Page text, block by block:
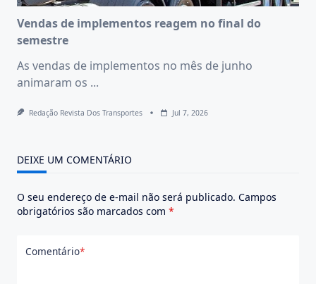
Vendas de implementos reagem no final do
semestre
As vendas de implementos no mês de junho
animaram os ...
Redação Revista Dos Transportes Jul 7, 2026
DEIXE UM COMENTÁRIO
O seu endereço de e-mail não será publicado. Campos
obrigatórios são marcados com *
Comentário*